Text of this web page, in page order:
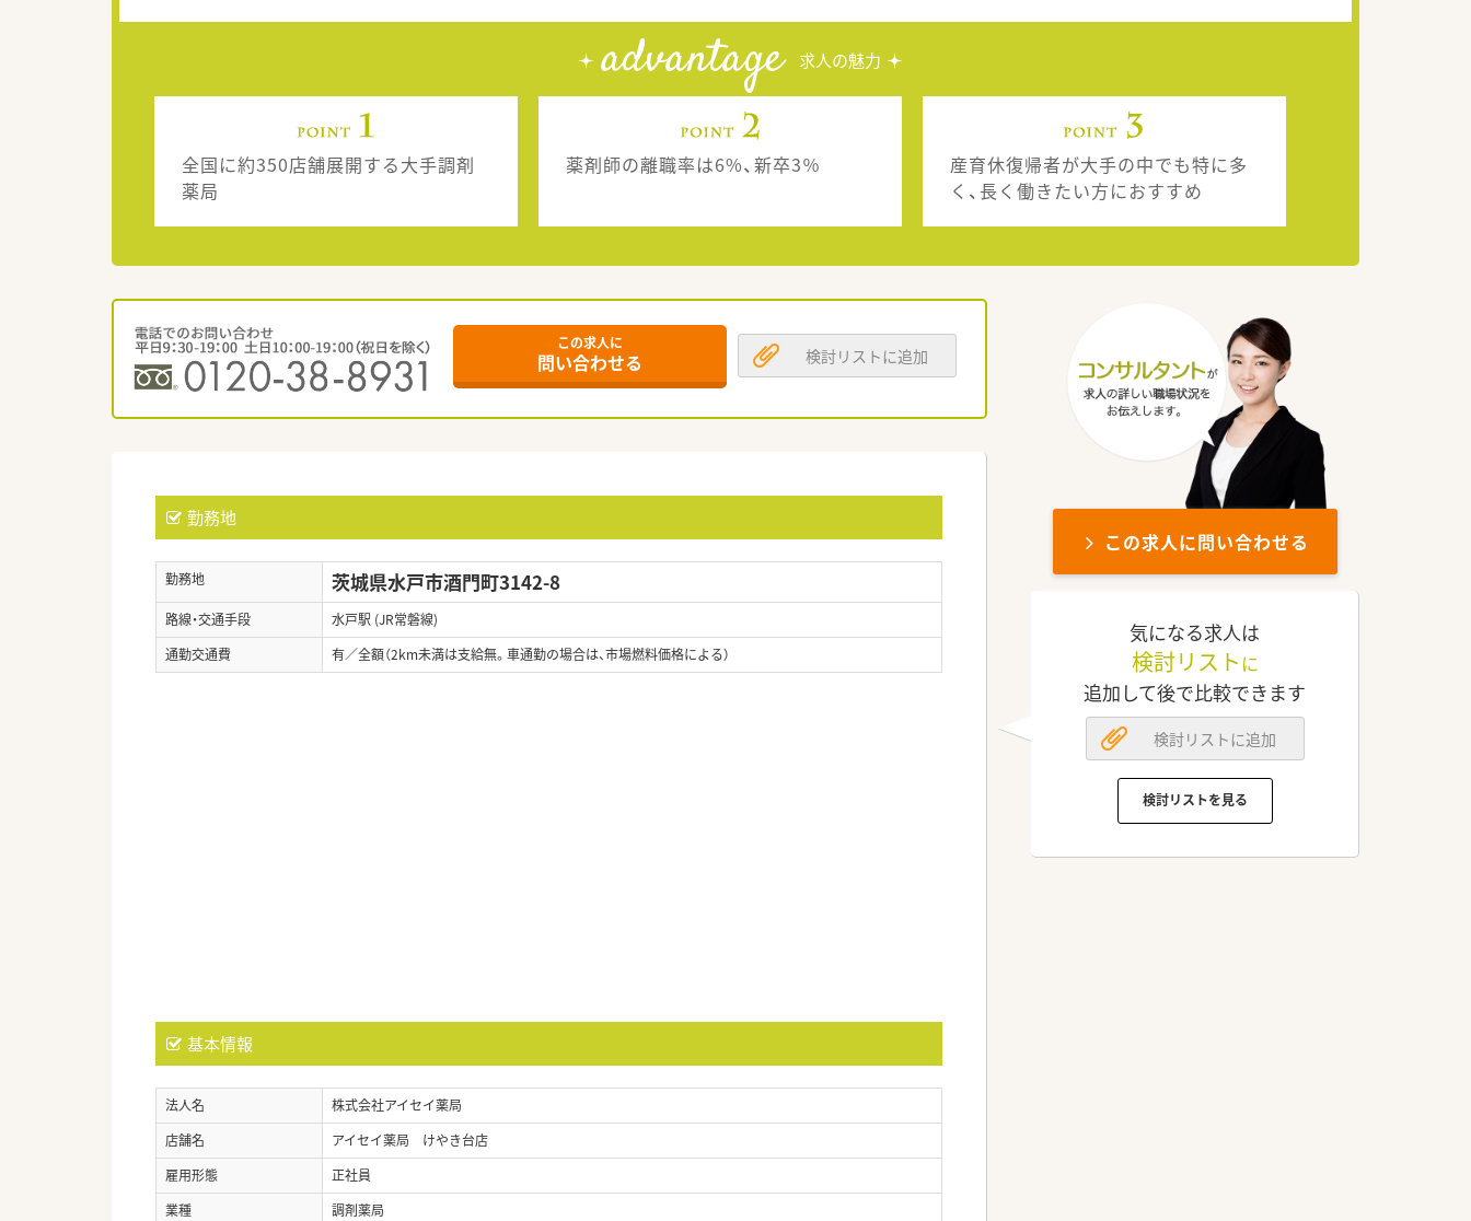
advantage 求人の魅力
全国に約350店舗展開する大手調剤
薬局
薬剤師の離職率は6%、新卒3％
産育休復帰者が大手の中でも特に多
く、長く働きたい方におすすめ
この求人に
問い合わせる 検討リストに追加
勤務地
勤務地 茨城県水戸市酒門町3142-8
路線・交通手段
水戸駅 (JR常磐線)
通勤交通費
有／全額（2km未満は支給無。車通勤の場合は、市場燃料価格による）
基本情報
法人名
株式会社アイセイ薬局
店舗名
アイセイ薬局 けやき台店
雇用形態
正社員
業種
調剤薬局
この求人に問い合わせる
気になる求人は
検討リスト に
追加して後で比較できます
検討リストに追加
検討リストを見る